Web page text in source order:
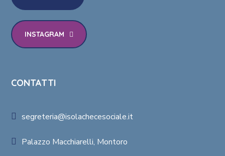
INSTAGRAM
CONTATTI
segreteria@isolachecesociale.it
Palazzo Macchiarelli, Montoro